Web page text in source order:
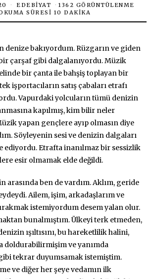
EDEBIYAT
1362 GÖRÜNTÜLENME
SÜRESI 10 DAKIKA
denize bakıyordum. Rüzgarın ve giden
çarşaf gibi dalgalanıyordu. Müzik
bir çanta ile bahşiş toplayan bir
işportacıların satış çabaları etrafı
Vapurdaki yolcuların tümü denizin
kapılmış, kim bilir neler
yapan gençlere ayıp olmasın diye
Söyleyenin sesi ve denizin dalgaları
ediyordu. Etrafta inanılmaz bir sessizlik
esir olmamak elde değildi.
arasında ben de vardım. Aklım, geride
Ailem, işim, arkadaşlarım ve
istemiyordum desem yalan olur.
bunalmıştım. Ülkeyi terk etmeden,
ışıltısını, bu hareketlilik halini,
doldurabilirmişim ve yanımda
tekrar duyumsamak istemiştim.
ve diğer her şeye vedamın ilk